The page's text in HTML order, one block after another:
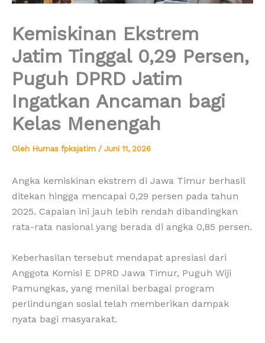
Kemiskinan Ekstrem
Jatim Tinggal 0,29 Persen,
Puguh DPRD Jatim
Ingatkan Ancaman bagi
Kelas Menengah
Oleh Humas fpksjatim / Juni 11, 2026
Angka kemiskinan ekstrem di Jawa Timur berhasil
ditekan hingga mencapai 0,29 persen pada tahun
2025. Capaian ini jauh lebih rendah dibandingkan
rata-rata nasional yang berada di angka 0,85 persen.
Keberhasilan tersebut mendapat apresiasi dari
Anggota Komisi E DPRD Jawa Timur, Puguh Wiji
Pamungkas, yang menilai berbagai program
perlindungan sosial telah memberikan dampak
nyata bagi masyarakat.